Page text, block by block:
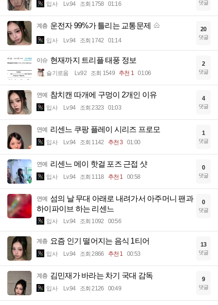
입사 Lv.94 조회 1758 01:16 댓글
계층 운전자 99%가 틀리는 교통문제
입사 Lv.94 조회 1742 01:14
20
댓글
이슈 현재까지 트리플 태풍 정보
슬기로움 Lv.92 조회 1549 추천 1 01:06
2
댓글
연예 참치캔 따개에 구멍이 2개인 이유
입사 Lv.94 조회 2323 01:03
4
댓글
연예 리센느 쿠팡 플레이 시리즈 프로모
입사 Lv.94 조회 1142 추천 3 01:00
1
댓글
연예 리센느 메이 핫걸 포즈 근접 샷
입사 Lv.94 조회 1118 추천 1 00:58
0
댓글
연예 섬의 날 무대 아래로 내려가서 아주머니 팬과
하이파이브 하는 리센느
입사 Lv.94 조회 1092 00:56
0
댓글
계층 요즘 인기 떨어지는 음식 1티어
입사 Lv.94 조회 2866 추천 1 00:53
13
댓글
계층 김민재가 바라는 차기 국대 감독
입사 Lv.94 조회 2126 00:49
9
댓글